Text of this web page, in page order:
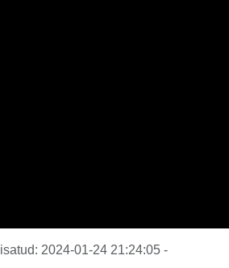
2024-01-24 21:24:05 -